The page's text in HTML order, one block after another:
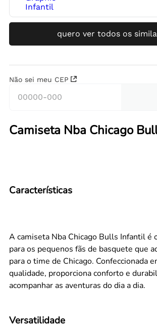
quero ver todos os
Não sei meu CEP
Camiseta Nba Chicago
Características
A camiseta Nba Chicago Bulls Infantil é
para os pequenos fãs de basquete que
para o time de Chicago. Confeccionada
qualidade, proporciona conforto e
acompanhar as aventuras do dia a dia.
Versatilidade